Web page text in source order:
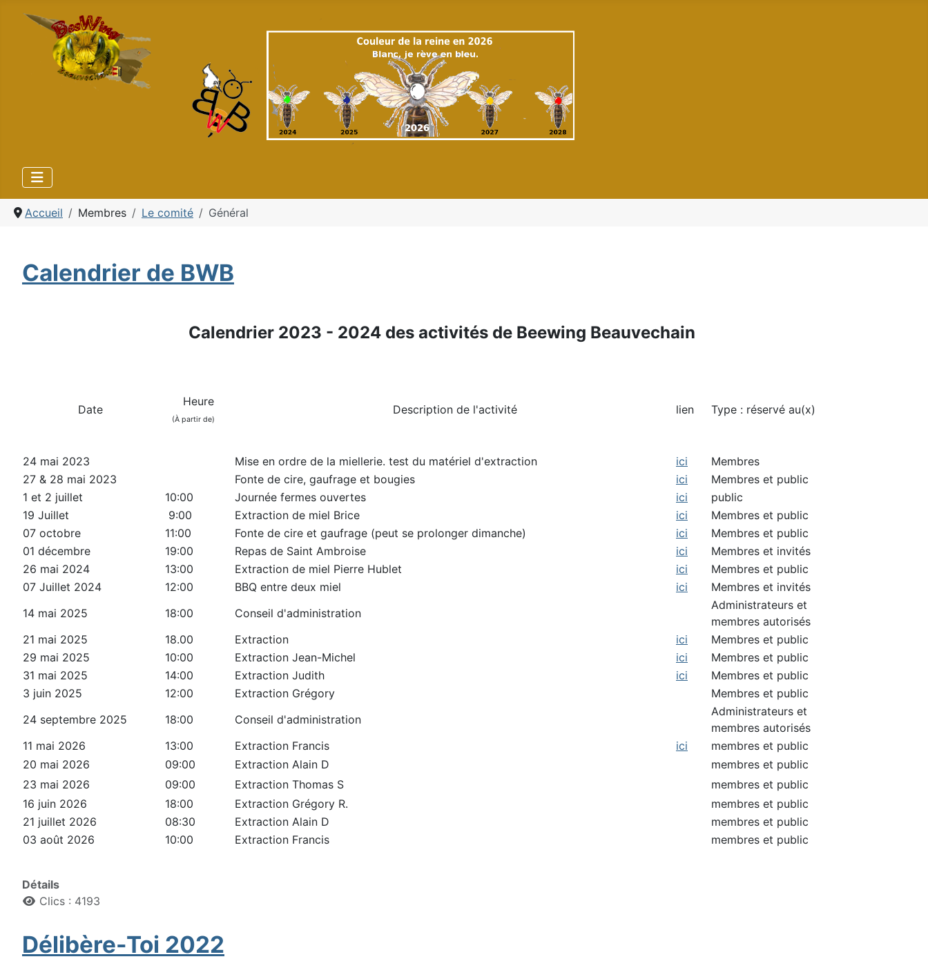
Accueil Membres Le comité Général
Calendrier de BWB
Calendrier 2023 - 2024 des activités de Beewing Beauvechain
Date
Heure
(À partir de)
Description de l'activité lien Type : réservé au(x)
24 mai 2023 Mise en ordre de la miellerie. test du matériel d'extraction ici
Membres
27 & 28 mai 2023
Fonte de cire, gaufrage et bougies ici
Membres et public
1 et 2 juillet
10:00 Journée fermes ouvertes ici
public
19 Juillet
9:00 Extraction de miel Brice ici
Membres et public
07 octobre
11:00 Fonte de cire et gaufrage (peut se prolonger dimanche) ici
Membres et public
01 décembre
19:00 Repas de Saint Ambroise ici
Membres et invités
26 mai 2024
13:00 Extraction de miel Pierre Hublet ici
Membres et public
07 Juillet 2024
12:00 BBQ entre deux miel ici
Membres et invités
14 mai 2025
18:00 Conseil d'administration
Administrateurs et
membres autorisés
21 mai 2025
18.00 Extraction ici
Membres et public
29 mai 2025
10:00 Extraction Jean-Michel ici
Membres et public
31 mai 2025
14:00 Extraction Judith ici
Membres et public
3 juin 2025
12:00 Extraction Grégory
Membres et public
24 septembre 2025
18:00 Conseil d'administration
Administrateurs et
membres autorisés
11 mai 2026
13:00 Extraction Francis ici
membres et public
20 mai 2026
09:00 Extraction Alain D
membres et public
23 mai 2026
09:00 Extraction Thomas S
membres et public
16 juin 2026
18:00 Extraction Grégory R.
membres et public
21 juillet 2026
08:30 Extraction Alain D
membres et public
03 août 2026
10:00 Extraction Francis membres et public
Détails
Clics : 4193
Délibère-Toi 2022